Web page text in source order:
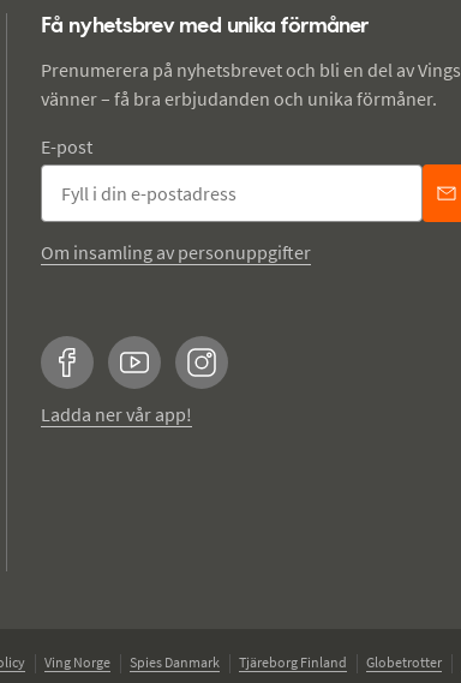
Få nyhetsbrev med unika förmåner
Prenumerera på nyhetsbrevet och bli en del av Vings
vänner – få bra erbjudanden och unika förmåner.
E-post
Om insamling av personuppgifter
FacebookYouTubeInstagram
Ladda ner vår app!
Ving Norge Spies Danmark Tjäreborg Finland Globetrotter